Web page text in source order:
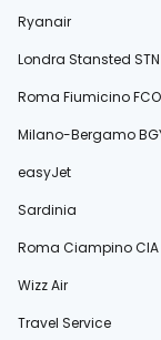
Ryanair
Londra Stansted STN
Roma Fiumicino FCO
Milano-Bergamo
easyJet
Sardinia
Roma Ciampino CIA
Wizz Air
Travel Service